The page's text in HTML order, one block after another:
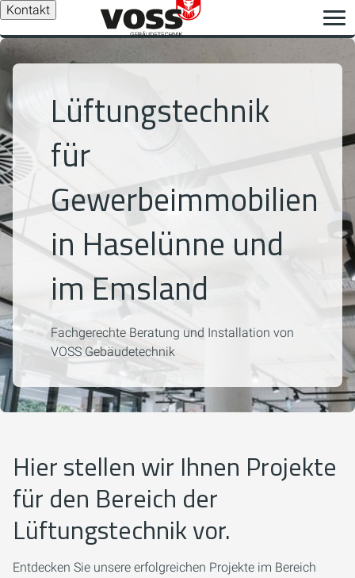
Kontakt
Lüftungstechnik
für
Gewerbeimmobilien
in Haselünne und
im Emsland
Fachgerechte Beratung und Installation von
VOSS Gebäudetechnik
Hier stellen wir Ihnen Projekte
für den Bereich der
Lüftungstechnik vor.
Entdecken Sie unsere erfolgreichen Projekte im Bereich